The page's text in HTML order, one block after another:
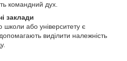
командний дух.
заклади
школи або університету є
виділити належність